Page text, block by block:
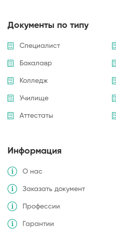
Документы по типу
Специалист
Бакалавр
Колледж
Училище
Аттестаты
Информация
О нас
Заказать документ
Профессии
Гарантии